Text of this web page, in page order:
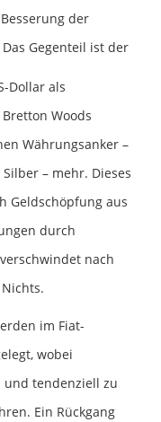
der
Gegenteil ist der
Dollar als
Woods
Währungsanker –
– mehr. Dieses
Geldschöpfung aus
durch
nach
im Fiat-
wobei
tendenziell zu
Ein Rückgang